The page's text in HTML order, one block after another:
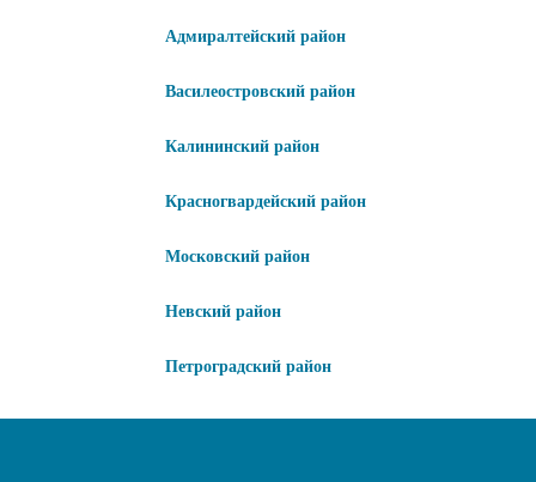
Адмиралтейский район
Василеостровский район
Калининский район
Красногвардейский район
Московский район
Невский район
Петроградский район